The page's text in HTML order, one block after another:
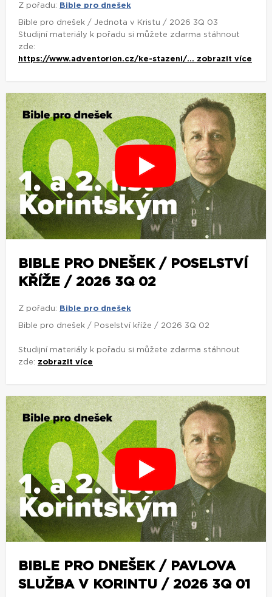
Z pořadu: Bible pro dnešek
Bible pro dnešek / Jednota v Kristu / 2026 3Q 03
Studijní materiály k pořadu si můžete zdarma stáhnout
zde:
https://www.adventorion.cz/ke-stazeni/... zobrazit více
BIBLE PRO DNEŠEK / POSELSTVÍ
KŘÍŽE / 2026 3Q 02
Z pořadu: Bible pro dnešek
Bible pro dnešek / Poselství kříže / 2026 3Q 02
Studijní materiály k pořadu si můžete zdarma stáhnout
zde: zobrazit více
BIBLE PRO DNEŠEK / PAVLOVA
SLUŽBA V KORINTU / 2026 3Q 01